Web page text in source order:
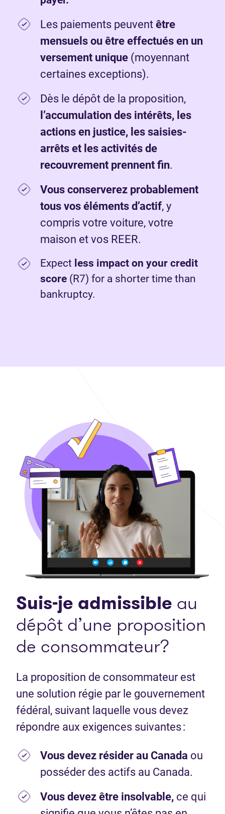
Les paiements peuvent être
mensuels ou être effectués en un
versement unique (moyennant
certaines exceptions).
Dès le dépôt de la proposition,
l’accumulation des intérêts, les
actions en justice, les saisies-
arrêts et les activités de
recouvrement prennent fin.
Vous conserverez probablement
tous vos éléments d’actif, y
compris votre voiture, votre
maison et vos REER.
Expect less impact on your credit
score (R7) for a shorter time than
bankruptcy.
Suis-je admissible au
dépôt d’une proposition
de consommateur?
La proposition de consommateur est
une solution régie par le gouvernement
fédéral, suivant laquelle vous devez
répondre aux exigences suivantes :
Vous devez résider au Canada ou
posséder des actifs au Canada.
Vous devez être insolvable, ce qui